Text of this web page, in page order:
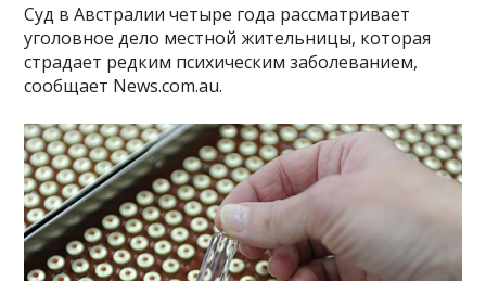
Суд в Австралии четыре года рассматривает
уголовное дело местной жительницы, которая
страдает редким психическим заболеванием,
сообщает News.com.au.